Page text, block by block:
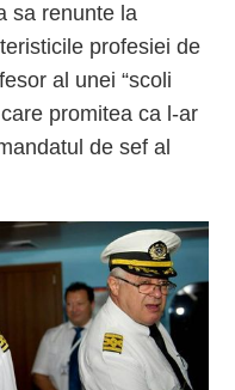
sa renunte la
profesiei de
al unei “scoli
promitea ca l-ar
de sef al